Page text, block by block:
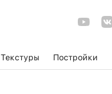
Текстуры Постройки